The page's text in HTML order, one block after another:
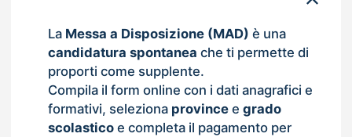
La Messa a Disposizione (MAD) è una
candidatura spontanea che ti permette di
proporti come supplente.
Compila il form online con i dati anagrafici e
formativi, seleziona provincee grado
scolasticoe completa il pagamento per